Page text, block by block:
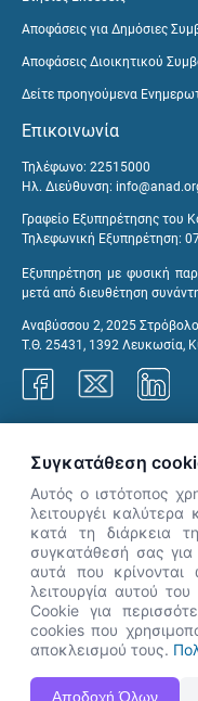
Αποφάσεις για Δημόσιες
Αποφάσεις Διοικητικού
Δείτε προηγούμενα
Επικοινωνία
Τηλέφωνο: 22515000
Ηλ. Διεύθυνση:
Γραφείο Εξυπηρέτησης του
Τηλεφωνική Εξυπηρέτηση:
Εξυπηρέτηση με φυσική
μετά από διευθέτηση
Αναβύσσου 2, 2025
Τ.Θ. 25431, 1392 Λευκωσία,
Η Ιστοσελίδα ΑνΑΔ είναι πλήρως
👋
Συγκατάθεση
Αυτός ο ιστότοπος
λειτουργέι καλύτερα
κατά τη διάρκεια
συγκατάθεσή σας
αυτά που
λειτουργία αυτού
Cookie για
cookies που
αποκλεισμού τους.
Αποδοχή Όλων